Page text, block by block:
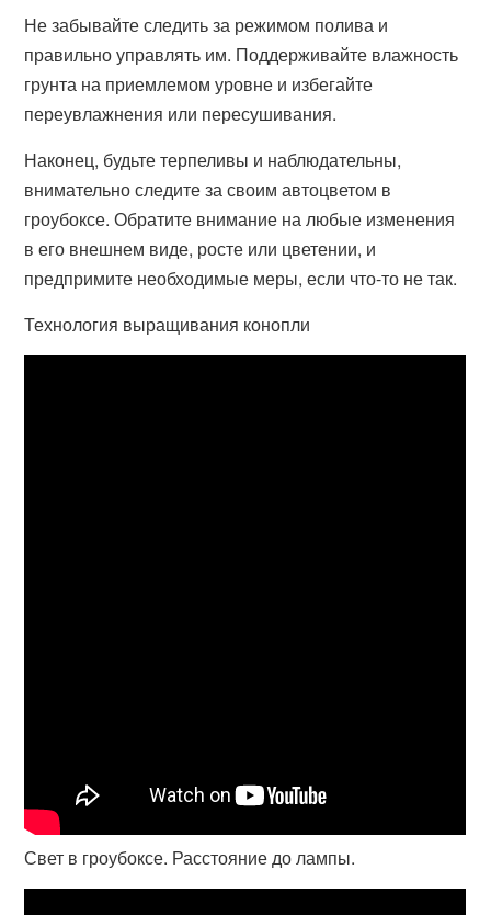
Не забывайте следить за режимом полива и
правильно управлять им. Поддерживайте влажность
грунта на приемлемом уровне и избегайте
переувлажнения или пересушивания.
Наконец, будьте терпеливы и наблюдательны,
внимательно следите за своим автоцветом в
гроубоксе. Обратите внимание на любые изменения
в его внешнем виде, росте или цветении, и
предпримите необходимые меры, если что-то не так.
Технология выращивания конопли
Свет в гроубоксе. Расстояние до лампы.